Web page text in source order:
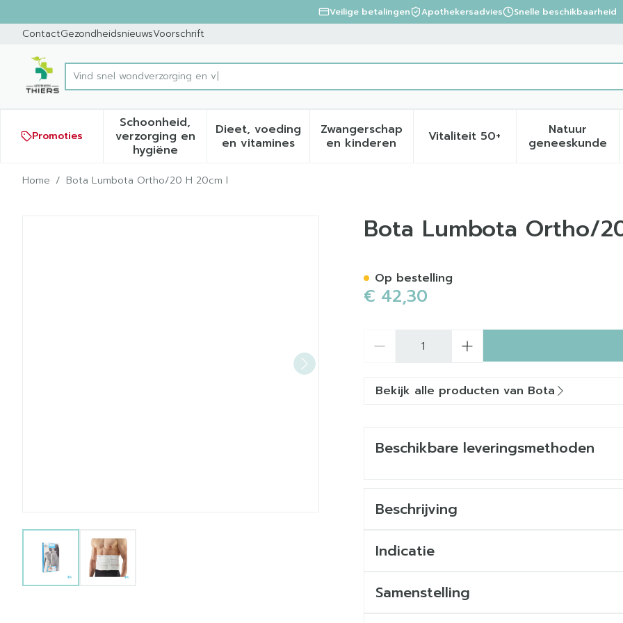
Veilige betalingen Apothekersadvies Snelle beschikbaarheid
ContactGezondheidsnieuwsVoorschrift
Product, merk, categorie...
Promoties
Schoonheid,
verzorging en
hygiëneToon submenu voor Schoonheid, verzorging en hygiëne categorie
Dieet, voeding
en vitamines
Toon submenu voor Dieet, voeding en vitamines categorie
Zwangerschap
en kinderenToon submenu voor Zwangerschap en
Vitaliteit 50+Toon submenu voor
Natuur
geneeskunde
Toon
Home / Bota Lumbota Ortho/20 H 20cm l
View larger imageView larger image
Bota Lumbota Ortho/20 H 20cm lBota Lumbota Ortho/
€ 42,30
Op bestelling
Bekijk alle producten van Bota
Beschikbare leveringsmethoden
Beschrijving
Indicatie
Samenstelling